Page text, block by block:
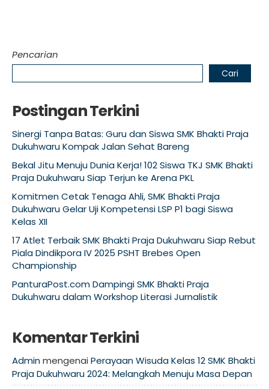
Pencarian
Cari
Postingan Terkini
Sinergi Tanpa Batas: Guru dan Siswa SMK Bhakti Praja
Dukuhwaru Kompak Jalan Sehat Bareng
Bekal Jitu Menuju Dunia Kerja! 102 Siswa TKJ SMK Bhakti
Praja Dukuhwaru Siap Terjun ke Arena PKL
Komitmen Cetak Tenaga Ahli, SMK Bhakti Praja
Dukuhwaru Gelar Uji Kompetensi LSP P1 bagi Siswa
Kelas XII
17 Atlet Terbaik SMK Bhakti Praja Dukuhwaru Siap Rebut
Piala Dindikpora IV 2025 PSHT Brebes Open
Championship
PanturaPost.com Dampingi SMK Bhakti Praja
Dukuhwaru dalam Workshop Literasi Jurnalistik
Komentar Terkini
Adminmengenai Perayaan Wisuda Kelas 12 SMK Bhakti
Praja Dukuhwaru 2024: Melangkah Menuju Masa Depan